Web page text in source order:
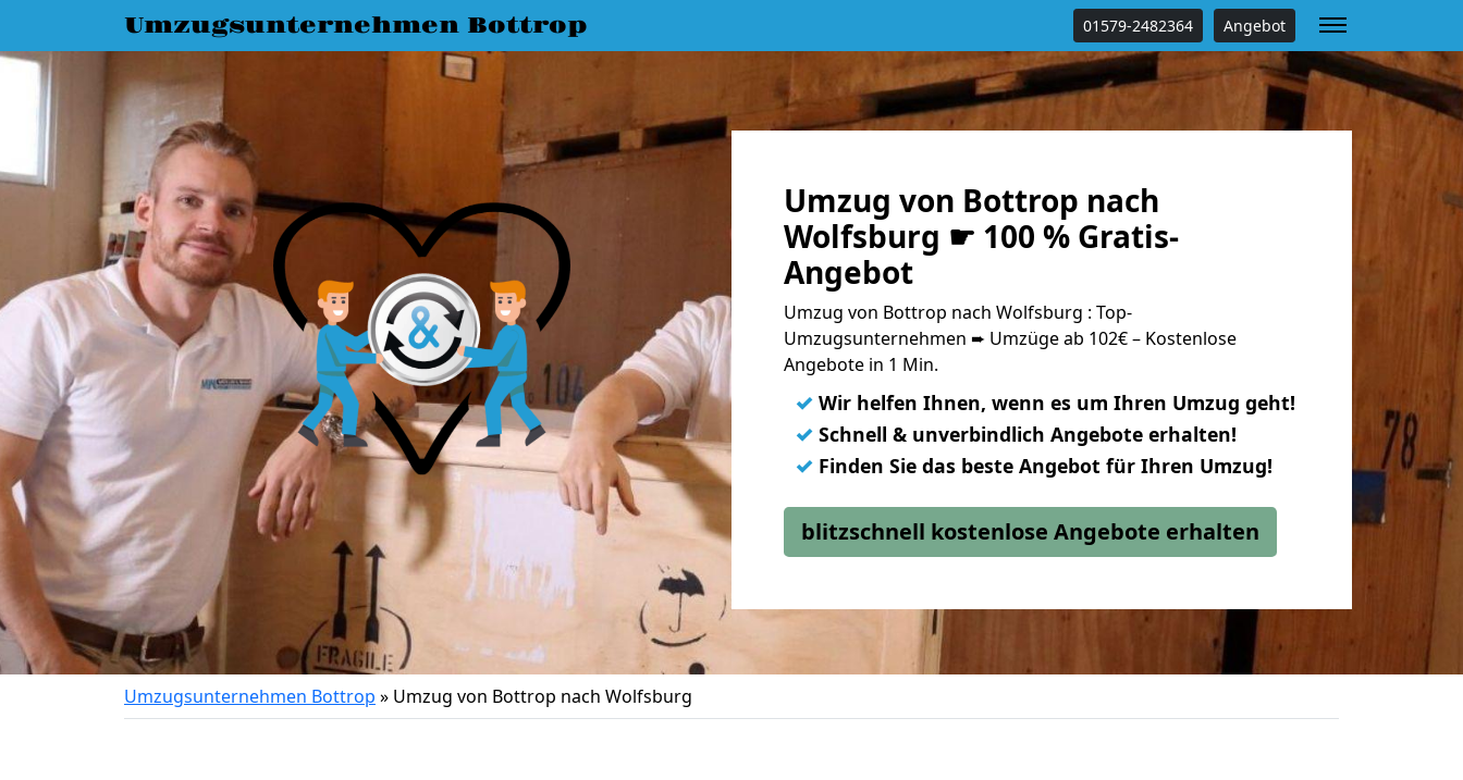
Umzugsunternehmen Bottrop 01579-2482364 Angebot
Umzug von Bottrop nach
Wolfsburg ☛ 100 % Gratis-
Angebot
Umzug von Bottrop nach Wolfsburg : Top-
Umzugsunternehmen ➨ Umzüge ab 102€ – Kostenlose
Angebote in 1 Min.
✓ Wir helfen Ihnen, wenn es um Ihren Umzug geht!
✓ Schnell & unverbindlich Angebote erhalten!
✓ Finden Sie das beste Angebot für Ihren Umzug!
blitzschnell kostenlose Angebote erhalten
Umzugsunternehmen Bottrop » Umzug von Bottrop nach Wolfsburg